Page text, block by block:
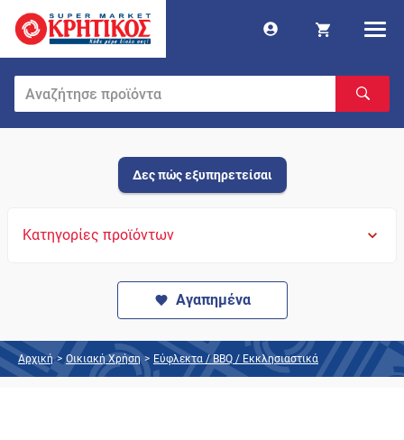
Δες πώς εξυπηρετείσαι
Κατηγορίες προϊόντων
Αγαπημένα
Αρχική > Οικιακή Χρήση > Εύφλεκτα / BBQ / Εκκλησιαστικά